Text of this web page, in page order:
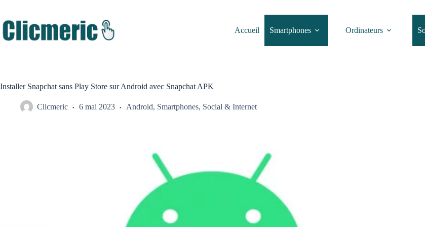
contenu
Accueil
Smartphones Ordinateurs
Installer Snapchat sans Play Store sur Android avec Snapchat APK
Clicmeric 6 mai 2023 Android, Smartphones, Social & Internet